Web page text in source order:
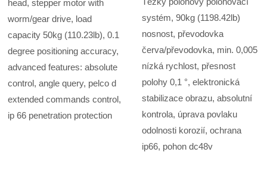
head, stepper motor with
worm/gear drive, load
capacity 50kg (110.23lb), 0.1
degree positioning accuracy,
advanced features: absolute
control, angle query, pelco d
extended commands control,
ip 66 penetration protection
systém, 90kg (1198.42lb)
nosnost, převodovka
červa/převodovka, min. 0,005
nízká rychlost, přesnost
polohy 0,1 °, elektronická
stabilizace obrazu, absolutní
kontrola, úprava povlaku
odolnosti korozií, ochrana
ip66, pohon dc48v